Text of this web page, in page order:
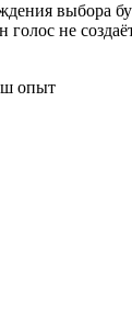
выбора
не
опыт